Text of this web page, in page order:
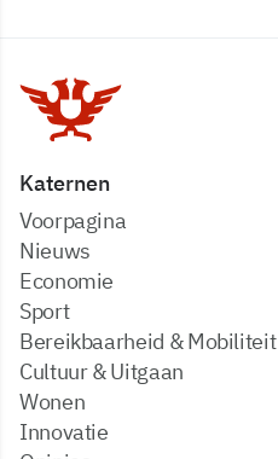
Katernen
Voorpagina
Nieuws
Economie
Sport
Bereikbaarheid & Mobiliteit
Cultuur & Uitgaan
Wonen
Innovatie